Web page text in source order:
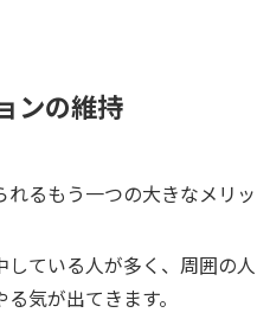
ンの維持
るもう一つの大きなメリ
ている人が多く、周囲の
気が出てきます。